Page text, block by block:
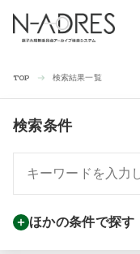
TOP 検索結果一覧
検索条件
ほかの条件で探す